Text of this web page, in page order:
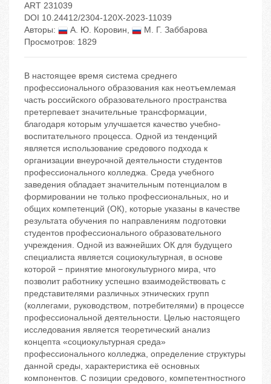
ART 231039
DOI 10.24412/2304-120X-2023-11039
Авторы:
А. Ю. Коровин,
М. Г. Заббарова
Просмотров: 1829
В настоящее время система среднего
профессионального образования как неотъемлемая
часть российского образовательного пространства
претерпевает значительные трансформации,
благодаря которым улучшается качество учебно-
воспитательного процесса. Одной из тенденций
является использование средового подхода к
организации внеурочной деятельности студентов
профессионального колледжа. Среда учебного
заведения обладает значительным потенциалом в
формировании не только профессиональных, но и
общих компетенций (ОК), которые указаны в качестве
результата обучения по направлениям подготовки
студентов профессионального образовательного
учреждения. Одной из важнейших ОК для будущего
специалиста является социокультурная, в основе
которой − принятие многокультурного мира, что
позволит работнику успешно взаимодействовать с
представителями различных этнических групп
(коллегами, руководством, потребителями) в процессе
профессиональной деятельности. Целью настоящего
исследования является теоретический анализ
концепта «социокультурная среда»
профессионального колледжа, определение структуры
данной среды, характеристика её основных
компонентов. С позиции средового, компетентностного